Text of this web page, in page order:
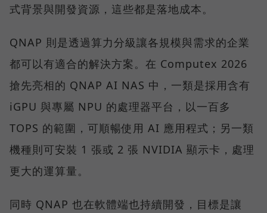
式背景與開發資源，這些都是落地成本。
QNAP 則是透過算力分級讓各規模與需求的企業
都可以有適合的解決方案。在 Computex 2026
搶先亮相的 QNAP AI NAS 中，一類是採用含有
iGPU 與專屬 NPU 的處理器平台，以一百多
TOPS 的範圍，可順暢使用 AI 應用程式；另一類
機種則可安裝 1 張或 2 張 NVIDIA 顯示卡，處理
更大的運算量。
同時 QNAP 也在軟體端也持續開發，目標是讓